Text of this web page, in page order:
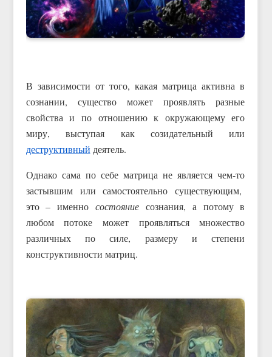
В зависимости от того, какая матрица активна в
сознании, существо может проявлять разные
свойства и по отношению к окружающему его
миру, выступая как созидательный или
деструктивный деятель.
Однако сама по себе матрица не является чем-то
застывшим или самостоятельно существующим,
это – именносостояние сознания, а потому в
любом потоке может проявляться множество
различных по силе, размеру и степени
конструктивности матриц.